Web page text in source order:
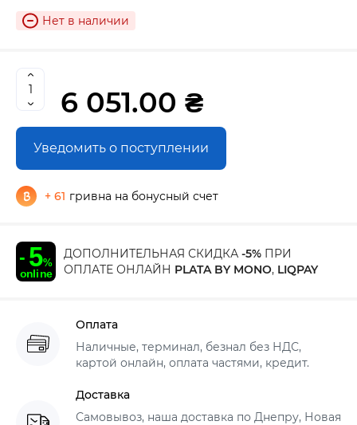
Нет в наличии
6 051.00 ₴
Уведомить о поступлении
+ 61 гривна на бонусный счет
ДОПОЛНИТЕЛЬНАЯ СКИДКА -5% ПРИ
ОПЛАТЕ ОНЛАЙН PLATA BY MONO, LIQPAY
Оплата
Наличные, терминал, безнал без НДС,
картой онлайн, оплата частями, кредит.
Доставка
Самовывоз, наша доставка по Днепру, Новая